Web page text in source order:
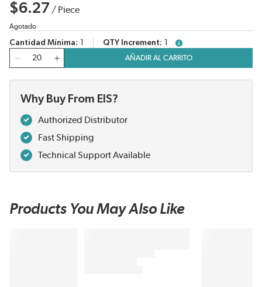
$6.27 / Piece
Agotado
Cantidad Mínima QTY Increment
more info
Cantidad
AÑADIR AL CARRITO
Why Buy From EIS?
Authorized Distributor
Fast Shipping
Technical Support Available
Products You May Also Like